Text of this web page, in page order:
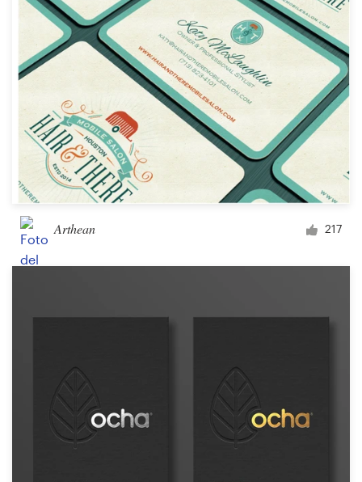
Arthean 217